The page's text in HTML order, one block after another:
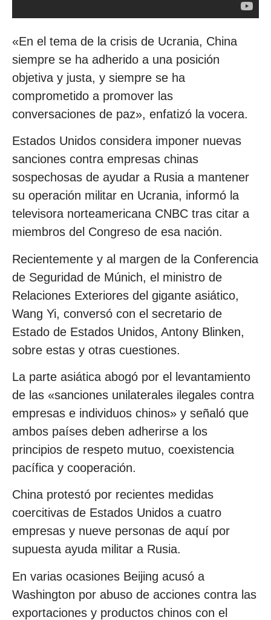
«En el tema de la crisis de Ucrania, China
siempre se ha adherido a una posición
objetiva y justa, y siempre se ha
comprometido a promover las
conversaciones de paz», enfatizó la vocera.
Estados Unidos considera imponer nuevas
sanciones contra empresas chinas
sospechosas de ayudar a Rusia a mantener
su operación militar en Ucrania, informó la
televisora norteamericana CNBC tras citar a
miembros del Congreso de esa nación.
Recientemente y al margen de la Conferencia
de Seguridad de Múnich, el ministro de
Relaciones Exteriores del gigante asiático,
Wang Yi, conversó con el secretario de
Estado de Estados Unidos, Antony Blinken,
sobre estas y otras cuestiones.
La parte asiática abogó por el levantamiento
de las «sanciones unilaterales ilegales contra
empresas e individuos chinos» y señaló que
ambos países deben adherirse a los
principios de respeto mutuo, coexistencia
pacífica y cooperación.
China protestó por recientes medidas
coercitivas de Estados Unidos a cuatro
empresas y nueve personas de aquí por
supuesta ayuda militar a Rusia.
En varias ocasiones Beijing acusó a
Washington por abuso de acciones contra las
exportaciones y productos chinos con el